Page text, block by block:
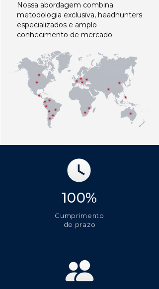
Nossa abordagem combina
metodologia exclusiva, headhunters
especializados e amplo
conhecimento de mercado.
100%
Cumprimento
de prazo